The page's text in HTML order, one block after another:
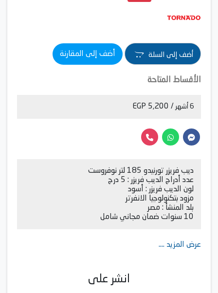
أضف إلى السلة أضف إلى المقارنة
الأقساط المتاحة
6 أشهر / 5,200 EGP
ديب فريزر تورنيدو 185 لتر نوفروست
عدد أدراج الديب فريزر : 5 درج
لون الديب فريزر : أسود
مزود بتكنولوجيا الانفرتر
بلد المنشأ : مصر
10 سنوات ضمان مجاني شامل
عرض المزيد ....
انشر على